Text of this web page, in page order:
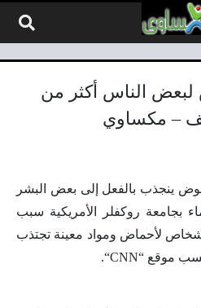
لبعض الناس أكثر من
– مكساوي
ينجذب بالفعل إلى بعض البشر
بجامعة روكفلر الأمريكية سبب
لأحماض ومواد معينة تجتذب
موقع “CNN
“.